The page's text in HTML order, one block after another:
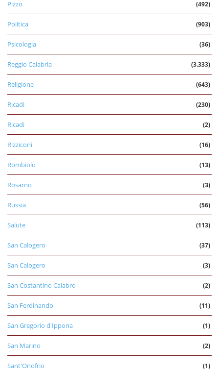
Pizzo (492)
Politica (903)
Psicologia (36)
Reggio Calabria (3.333)
Religione (643)
Ricadi (230)
Ricadi (2)
Rizziconi (16)
Rombiolo (13)
Rosarno (3)
Russia (56)
Salute (113)
San Calogero (37)
San Calogero (3)
San Costantino Calabro (2)
San Ferdinando (11)
San Gregorio d'Ippona (1)
San Marino (2)
Sant'Onofrio (1)